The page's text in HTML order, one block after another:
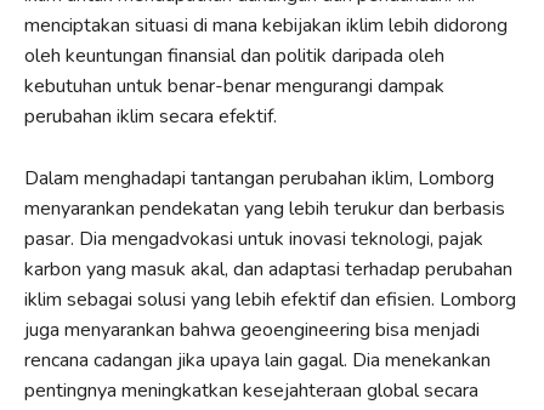
menciptakan situasi di mana kebijakan iklim lebih didorong
oleh keuntungan finansial dan politik daripada oleh
kebutuhan untuk benar-benar mengurangi dampak
perubahan iklim secara efektif.
Dalam menghadapi tantangan perubahan iklim, Lomborg
menyarankan pendekatan yang lebih terukur dan berbasis
pasar. Dia mengadvokasi untuk inovasi teknologi, pajak
karbon yang masuk akal, dan adaptasi terhadap perubahan
iklim sebagai solusi yang lebih efektif dan efisien. Lomborg
juga menyarankan bahwa geoengineering bisa menjadi
rencana cadangan jika upaya lain gagal. Dia menekankan
pentingnya meningkatkan kesejahteraan global secara